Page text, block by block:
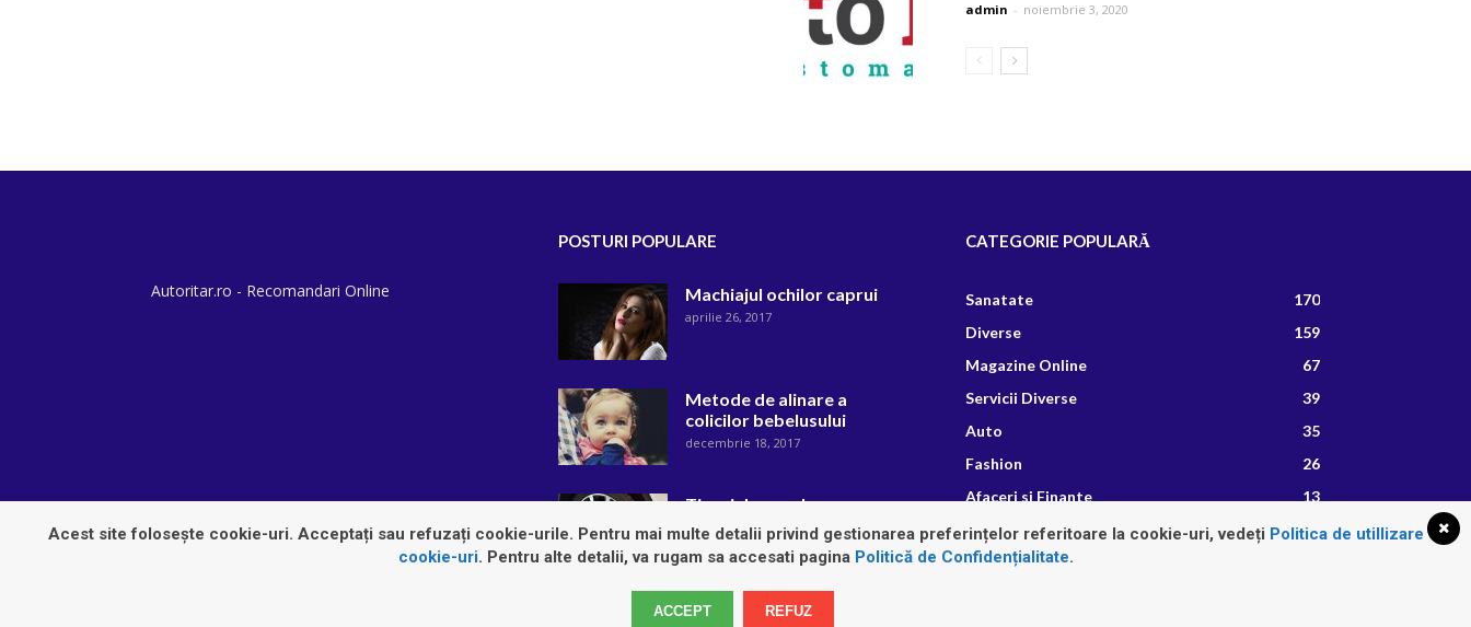
admin - noiembrie 3, 2020
Autoritar.ro - Recomandari Online
POSTURI POPULARE
Machiajul ochilor caprui
aprilie 26, 2017
Metode de alinare a
colicilor bebelusului
decembrie 18, 2017
Tipuri de anvelope
august 22, 2018
CATEGORIE POPULARĂ
Sanatate
170
Diverse
159
Magazine Online
67
Servicii Diverse
39
Auto
35
Fashion
26
Afaceri si Finante
13
Retete Culinare
8
Acest site folosește cookie-uri. Acceptați sau refuzați cookie-urile. Pentru mai multe detalii privind gestionarea preferințelor referitoare la cookie-uri, vedeți Politica de utillizare
cookie-uri. Pentru alte detalii, va rugam sa accesati pagina Politică de Confidențialitate.
ACCEPT REFUZ